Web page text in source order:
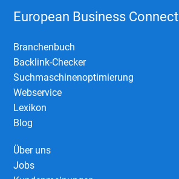
European Business Connect
Branchenbuch
Backlink-Checker
Suchmaschinenoptimierung
Webservice
Lexikon
Blog
Über uns
Jobs